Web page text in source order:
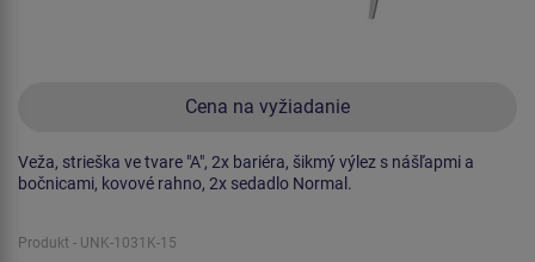
Cena na vyžiadanie
Veža, strieška ve tvare "A", 2x bariéra, šikmý výlez s nášľapmi a
bočnicami, kovové rahno, 2x sedadlo Normal.
Produkt - UNK-1031K-15